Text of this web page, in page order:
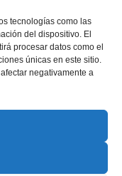
tecnologías como las
del dispositivo. El
procesar datos como el
únicas en este sitio.
negativamente a
los derechos